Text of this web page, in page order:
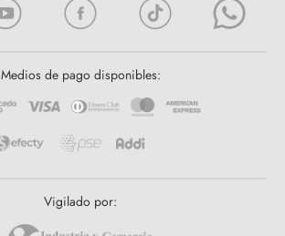
Medios de pago disponibles:
Vigilado por: